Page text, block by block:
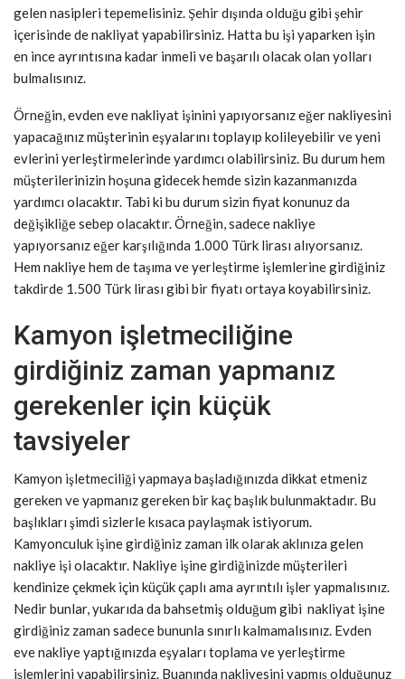
gelen nasipleri tepemelisiniz. Şehir dışında olduğu gibi şehir
içerisinde de nakliyat yapabilirsiniz. Hatta bu işi yaparken işin
en ince ayrıntısına kadar inmeli ve başarılı olacak olan yolları
bulmalısınız.
Örneğin, evden eve nakliyat işinini yapıyorsanız eğer nakliyesini
yapacağınız müşterinin eşyalarını toplayıp kolileyebilir ve yeni
evlerini yerleştirmelerinde yardımcı olabilirsiniz. Bu durum hem
müşterilerinizin hoşuna gidecek hemde sizin kazanmanızda
yardımcı olacaktır. Tabi ki bu durum sizin fiyat konunuz da
değişikliğe sebep olacaktır. Örneğin, sadece nakliye
yapıyorsanız eğer karşılığında 1.000 Türk lirası alıyorsanız.
Hem nakliye hem de taşıma ve yerleştirme işlemlerine girdiğiniz
takdirde 1.500 Türk lirası gibi bir fiyatı ortaya koyabilirsiniz.
Kamyon işletmeciliğine
girdiğiniz zaman yapmanız
gerekenler için küçük
tavsiyeler
Kamyon işletmeciliği yapmaya başladığınızda dikkat etmeniz
gereken ve yapmanız gereken bir kaç başlık bulunmaktadır. Bu
başlıkları şimdi sizlerle kısaca paylaşmak istiyorum.
Kamyonculuk işine girdiğiniz zaman ilk olarak aklınıza gelen
nakliye işi olacaktır. Nakliye işine girdiğinizde müşterileri
kendinize çekmek için küçük çaplı ama ayrıntılı işler yapmalısınız.
Nedir bunlar, yukarıda da bahsetmiş olduğum gibi nakliyat işine
girdiğiniz zaman sadece bununla sınırlı kalmamalısınız. Evden
eve nakliye yaptığınızda eşyaları toplama ve yerleştirme
işlemlerini yapabilirsiniz. Buanında nakliyesini yapmış olduğunuz